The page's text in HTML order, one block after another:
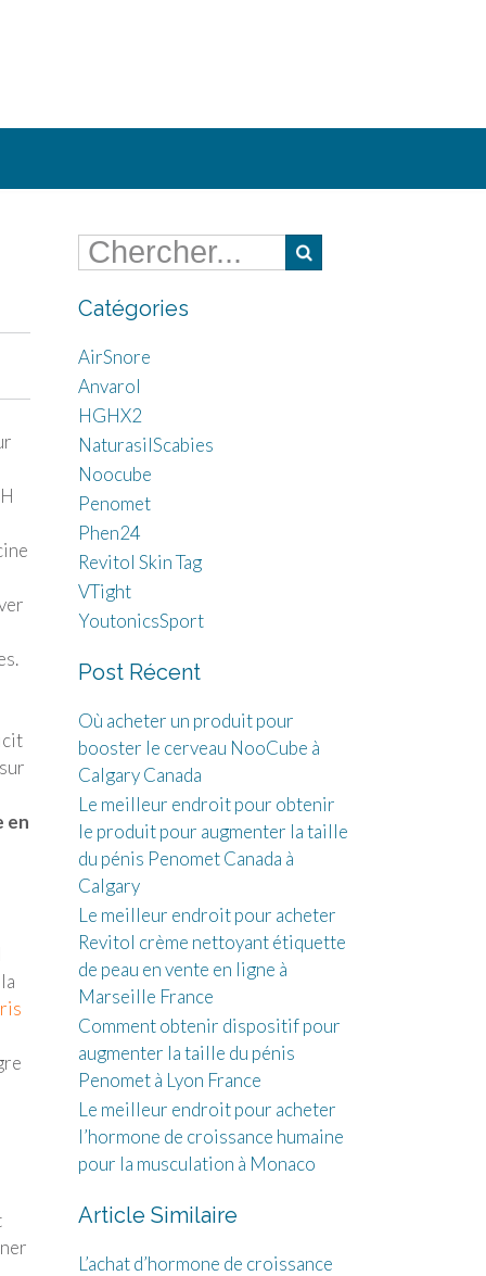
en
Catégories
AirSnore
Anvarol
HGHX2
NaturasilScabies
Noocube
Penomet
Phen24
Revitol Skin Tag
VTight
YoutonicsSport
Post Récent
Où acheter un produit pour
booster le cerveau NooCube à
Calgary Canada
Le meilleur endroit pour obtenir
le produit pour augmenter la taille
du pénis Penomet Canada à
Calgary
Le meilleur endroit pour acheter
Revitol crème nettoyant étiquette
de peau en vente en ligne à
Marseille France
Comment obtenir dispositif pour
augmenter la taille du pénis
Penomet à Lyon France
Le meilleur endroit pour acheter
l’hormone de croissance humaine
pour la musculation à Monaco
Article Similaire
L’achat d’hormone de croissance